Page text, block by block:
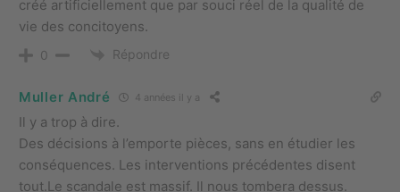
créé artificiellement que par souci réel de la qualité de
vie des concitoyens.
0 Répondre
Muller André 4 années il y a
Il y a trop à dire.
Des décisions à l’emporte pièces, sans en étudier les
conséquences. Les interventions précédentes disent
tout.Le scandale est massif. Il nous tombera dessus.